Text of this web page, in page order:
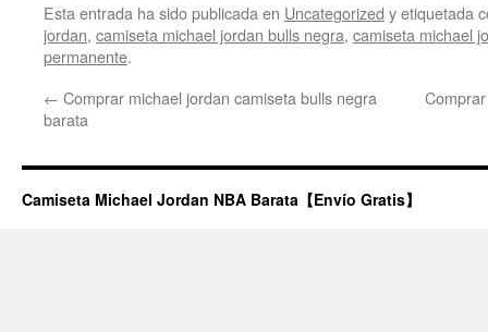
Esta entrada ha sido publicada en Uncategorized y etiquetada
jordan, camiseta michael jordan bulls negra, camiseta michael
permanente.
← Comprar michael jordan camiseta bulls negra
barata
Camiseta Michael Jordan NBA Barata【Envío Gratis】